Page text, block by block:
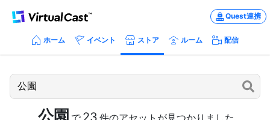
Quest連携
ホーム イベント ストア ルーム 配信
公園 で 23 件のアセットが見つかりました